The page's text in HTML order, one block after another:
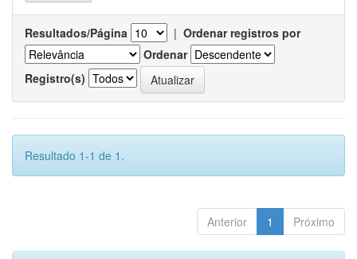
Resultados/Página | Ordenar registros por
Ordenar
Registro(s)
Resultado 1-1 de 1.
Anterior 1 Próximo